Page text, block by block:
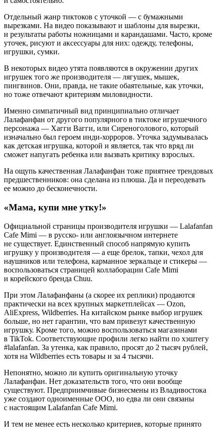
Отдельный жанр тиктоков с уточкой — с бумажными
вырезками. На видео показывают и шаблоны для вырезки,
и результаты работы ножницами и карандашами. Часто, кроме
уточек, рисуют и аксессуары для них: одежду, телефоны,
игрушки, сумки.
В некоторых видео утята появляются в окружении других
игрушек того же производителя — лягушек, мышек,
пингвинов. Они, правда, не такие обаятельные, как уточки,
но тоже отвечают критериям миловидности.
Именно симпатичный вид принципиально отличает
Лалафанфан от другого популярного в тиктоке игрушечного
персонажа — Хагги Вагги, или Сиреноголового, который
изначально был героем инди-хорроров. Уточка задумывалась
как детская игрушка, которой и является, так что вряд ли
сможет напугать ребенка или вызвать критику взрослых.
На ощупь качественная Лалафанфан тоже приятнее трендовых
предшественников: она сделана из плюша. Да и переодевать
ее можно до бесконечности.
«Мама, купи мне утку!»
Официальной страницы производителя игрушки — Lalafanfan
Cafe Mimi — в русско- или англоязычном интернете
не существует. Единственный способ напрямую купить
игрушку у производителя — а еще брелок, тапки, чехол для
наушников или телефона, карманное зеркальце и стикеры —
воспользоваться страницей коллаборации Cafe Mimi
и корейского бренда Chuu.
При этом Лалафанфаны (а скорее их реплики) продаются
практически на всех крупных маркетплейсах — Ozon,
AliExpress, Wildberries. На китайском рынке выбор игрушек
больше, но нет гарантии, что вам привезут качественную
игрушку. Кроме того, можно воспользоваться магазинами
в TikTok. Соответствующие профили легко найти по хэштегу
#lalafanfan. За утенка, как правило, просят до 2 тысяч рублей,
хотя на Wildberries есть товары и за 4 тысячи.
Непонятно, можно ли купить оригинальную уточку
Лалафанфан. Нет доказательств того, что они вообще
существуют. Предприимчивые бизнесмены из Владивостока
уже создают одноименные ООО, но едва ли они связаны
с настоящим Lalafanfan Cafe Mimi.
И тем не менее есть несколько критериев, которые принято